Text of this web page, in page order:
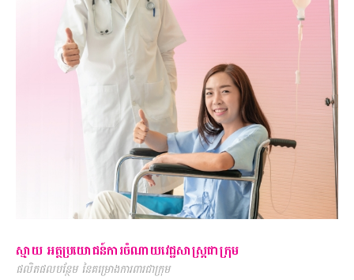
ស្មាយ អត្ថប្រយោជន៍ការចំណាយវេជ្ជសាស្រ្តជាក្រុម
ផលិតផលបន្ថែម នៃគម្រោងការពារជាក្រុម